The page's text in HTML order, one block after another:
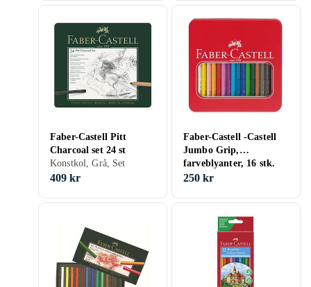
Faber-Castell Pitt
Charcoal set 24 st
Konstkol, Grå, Set
409 kr
Faber-Castell -Castell
Jumbo Grip,
farveblyanter, 16 stk.
250 kr